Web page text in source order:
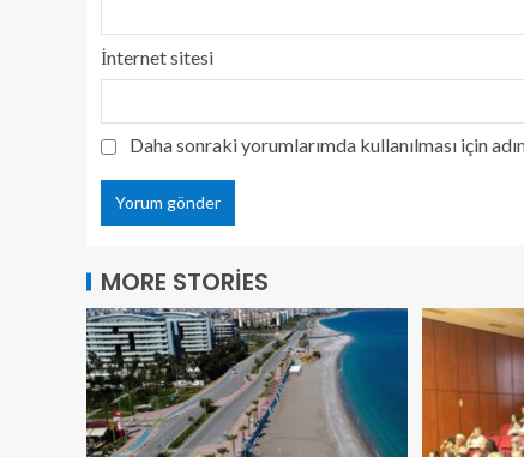
İnternet sitesi
Daha sonraki yorumlarımda kullanılması için
MORE STORIES